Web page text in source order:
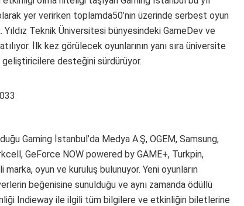
yer verirken toplamda50’nin üzerinde serbest oyun
Teknik Üniversitesi bünyesindeki GameDev ve
İlk kez görülecek oyunlarının yanı sıra üniversite
geliştiricilere desteğini sürdürüyor.
Gaming İstanbul’da Medya A.Ş, OGEM, Samsung,
GeForce NOW powered by GAME+, Turkpin,
oyun ve kuruluş bulunuyor. Yeni oyunların
beğenisine sunulduğu ve aynı zamanda ödüllü
Indieway ile ilgili tüm bilgilere ve etkinliğin biletlerine